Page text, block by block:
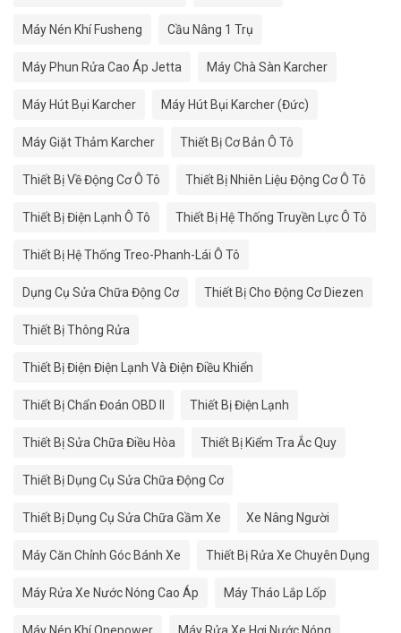
Máy Nén Khí Fusheng Cầu Nâng 1 Trụ
Máy Phun Rửa Cao Áp Jetta Máy Chà Sàn Karcher
Máy Hút Bụi Karcher Máy Hút Bụi Karcher (Đức)
Máy Giặt Thảm Karcher Thiết Bị Cơ Bản Ô Tô
Thiết Bị Về Động Cơ Ô Tô Thiết Bị Nhiên Liệu Động Cơ Ô Tô
Thiết Bị Điện Lạnh Ô Tô Thiết Bị Hệ Thống Truyền Lực Ô Tô
Thiết Bị Hệ Thống Treo-Phanh-Lái Ô Tô
Dụng Cụ Sửa Chữa Động Cơ Thiết Bị Cho Động Cơ Diezen
Thiết Bị Thông Rửa
Thiết Bị Điện Điện Lạnh Và Điện Điều Khiển
Thiết Bị Chẩn Đoán OBD II Thiết Bị Điện Lạnh
Thiết Bị Sửa Chữa Điều Hòa Thiết Bị Kiểm Tra Ắc Quy
Thiết Bị Dụng Cụ Sửa Chữa Động Cơ
Thiết Bị Dụng Cụ Sửa Chữa Gầm Xe Xe Nâng Người
Máy Căn Chỉnh Góc Bánh Xe Thiết Bị Rửa Xe Chuyên Dụng
Máy Rửa Xe Nước Nóng Cao Áp Máy Tháo Lắp Lốp